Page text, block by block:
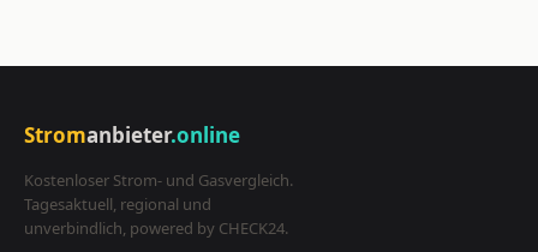
Stromanbieter.online
Kostenloser Strom- und Gasvergleich.
Tagesaktuell, regional und
unverbindlich, powered by CHECK24.